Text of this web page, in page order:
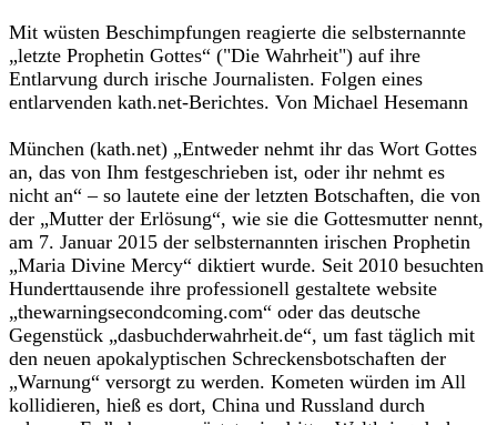
Mit wüsten Beschimpfungen reagierte die selbsternannte
„letzte Prophetin Gottes“ ("Die Wahrheit") auf ihre
Entlarvung durch irische Journalisten. Folgen eines
entlarvenden kath.net-Berichtes. Von Michael Hesemann
München (kath.net) „Entweder nehmt ihr das Wort Gottes
an, das von Ihm festgeschrieben ist, oder ihr nehmt es
nicht an“ – so lautete eine der letzten Botschaften, die von
der „Mutter der Erlösung“, wie sie die Gottesmutter nennt,
am 7. Januar 2015 der selbsternannten irischen Prophetin
„Maria Divine Mercy“ diktiert wurde. Seit 2010 besuchten
Hunderttausende ihre professionell gestaltete website
„thewarningsecondcoming.com“ oder das deutsche
Gegenstück „dasbuchderwahrheit.de“, um fast täglich mit
den neuen apokalyptischen Schreckensbotschaften der
„Warnung“ versorgt zu werden. Kometen würden im All
kollidieren, hieß es dort, China und Russland durch